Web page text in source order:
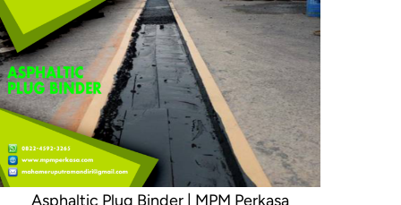
Asphaltic Plug Binder | MPM Perkasa